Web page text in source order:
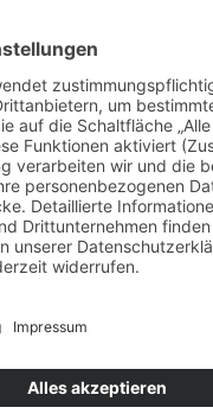
Wallsend in North